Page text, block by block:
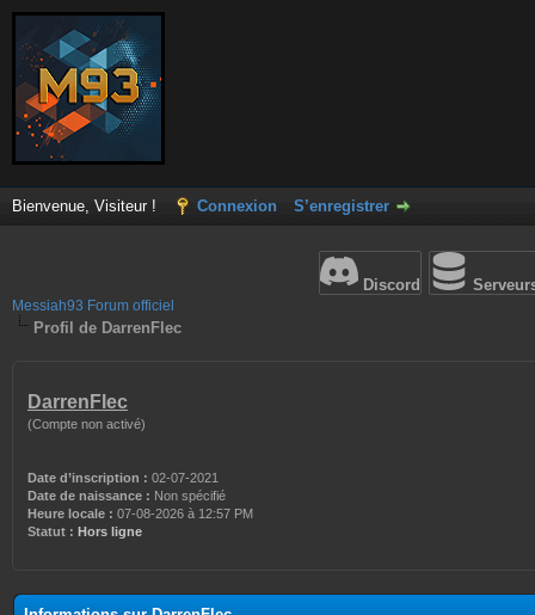
Bienvenue, Visiteur ! Connexion S’enregistrer
Discord
Messiah93 Forum officiel
Profil de DarrenFlec
DarrenFlec
(Compte non activé)
Date d’inscription : 02-07-2021
Date de naissance : Non spécifié
Heure locale : 07-08-2026 à 12:57 PM
Statut : Hors ligne